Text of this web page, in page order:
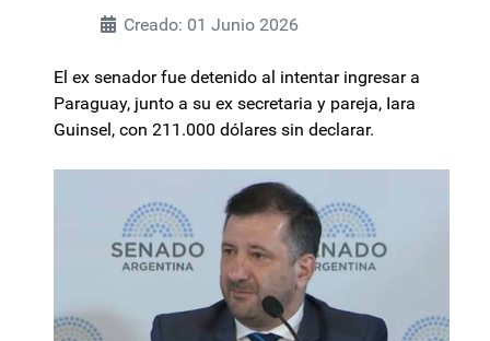
Creado: 01 Junio 2026
El ex senador fue detenido al intentar ingresar a
Paraguay, junto a su ex secretaria y pareja, Iara
Guinsel, con 211.000 dólares sin declarar.